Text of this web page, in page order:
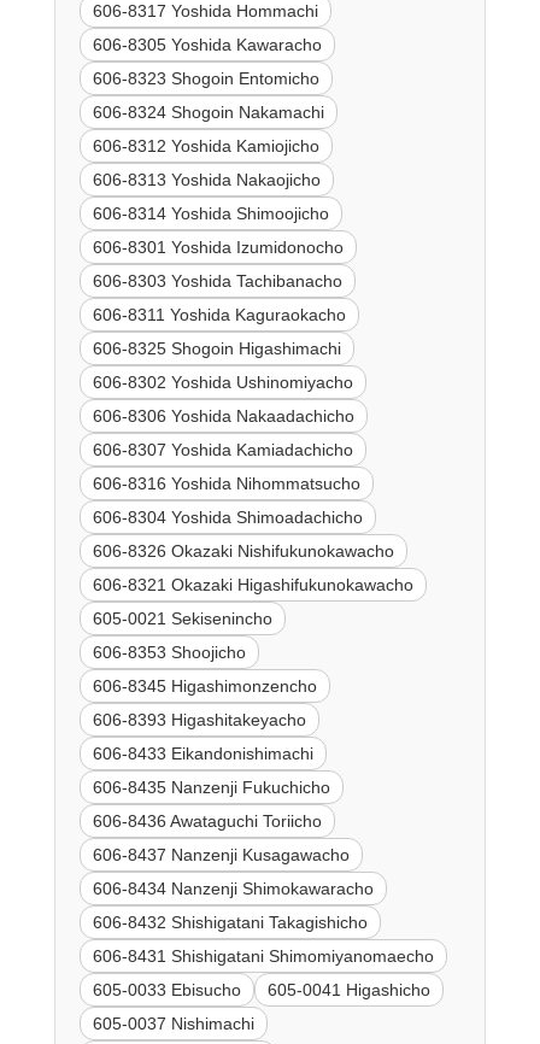
606-8317 Yoshida Hommachi
606-8305 Yoshida Kawaracho
606-8323 Shogoin Entomicho
606-8324 Shogoin Nakamachi
606-8312 Yoshida Kamiojicho
606-8313 Yoshida Nakaojicho
606-8314 Yoshida Shimoojicho
606-8301 Yoshida Izumidonocho
606-8303 Yoshida Tachibanacho
606-8311 Yoshida Kaguraokacho
606-8325 Shogoin Higashimachi
606-8302 Yoshida Ushinomiyacho
606-8306 Yoshida Nakaadachicho
606-8307 Yoshida Kamiadachicho
606-8316 Yoshida Nihommatsucho
606-8304 Yoshida Shimoadachicho
606-8326 Okazaki Nishifukunokawacho
606-8321 Okazaki Higashifukunokawacho
605-0021 Sekisenincho
606-8353 Shoojicho
606-8345 Higashimonzencho
606-8393 Higashitakeyacho
606-8433 Eikandonishimachi
606-8435 Nanzenji Fukuchicho
606-8436 Awataguchi Toriicho
606-8437 Nanzenji Kusagawacho
606-8434 Nanzenji Shimokawaracho
606-8432 Shishigatani Takagishicho
606-8431 Shishigatani Shimomiyanomaecho
605-0033 Ebisucho
605-0041 Higashicho
605-0037 Nishimachi